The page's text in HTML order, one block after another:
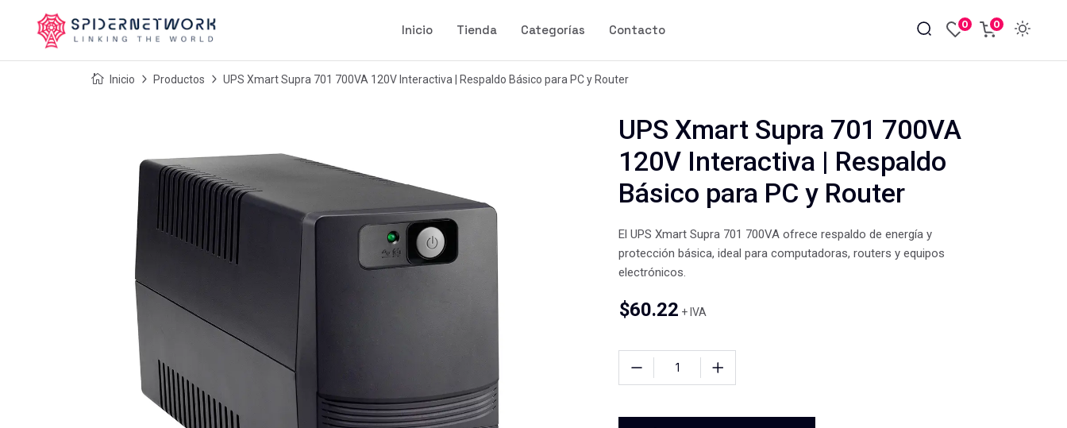
Inicio Tienda Categorías Contacto 0 0
Inicio Productos UPS Xmart Supra 701 700VA 120V Interactiva | Respaldo Básico para PC y Router
UPS Xmart Supra 701 700VA
120V Interactiva | Respaldo
Básico para PC y Router
El UPS Xmart Supra 701 700VA ofrece respaldo de energía y
protección básica, ideal para computadoras, routers y equipos
electrónicos.
$60.22 + IVA